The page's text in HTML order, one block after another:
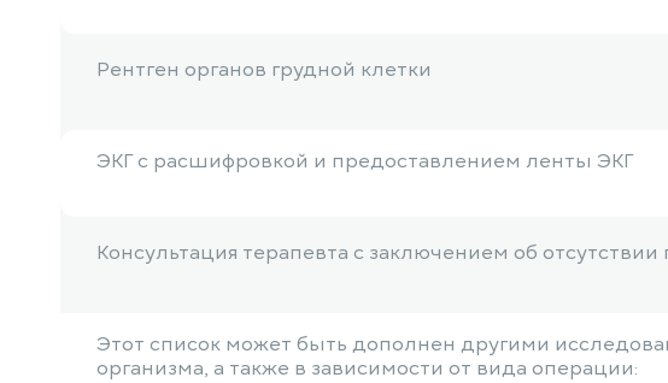
Рентген органов грудной клетки
ЭКГ с расшифровкой и предоставлением ленты ЭКГ
Консультация терапевта с заключением об
Этот список может быть дополнен другими
организма, а также в зависимости от вида операции: